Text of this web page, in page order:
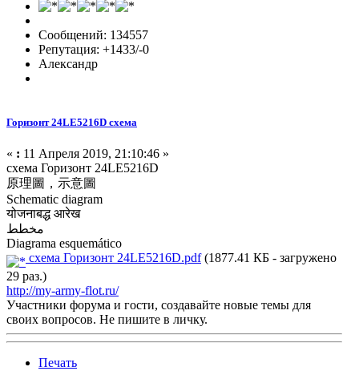
Сообщений: 134557
Репутация: +1433/-0
Александр
Горизонт 24LE5216D схема
« : 11 Апреля 2019, 21:10:46 »
схема Горизонт 24LE5216D
原理圖，示意圖
Schematic diagram
योजनाबद्ध आरेख
مخطط
Diagrama esquemático
схема Горизонт 24LE5216D.pdf(1877.41 КБ - загружено
29 раз.)
http://my-army-flot.ru/
Участники форума и гости, создавайте новые темы для
своих вопросов. Не пишите в личку.
Печать